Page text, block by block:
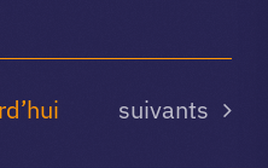
Agenda du
suivants